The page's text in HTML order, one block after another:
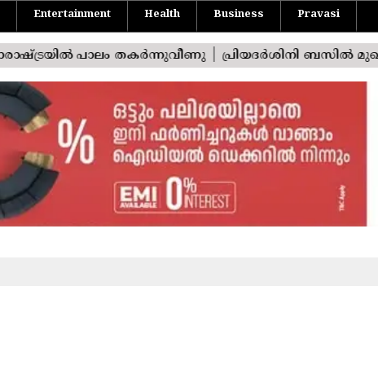
Entertainment Health Business Pravasi